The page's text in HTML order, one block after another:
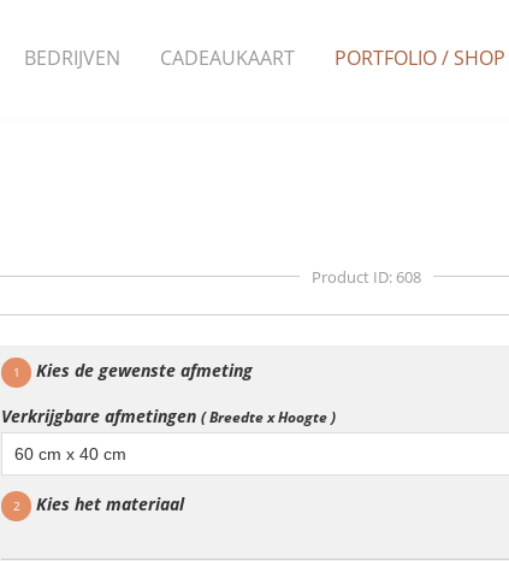
BEDRIJVEN CADEAUKAART PORTFOLIO / SHOP
Product ID: 608
1
Kies de gewenste afmeting
Verkrijgbare afmetingen ( Breedte x Hoogte )
60 cm x 40 cm
2 Kies het materiaal